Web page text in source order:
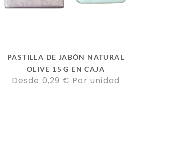
PASTILLA DE JABÓN NATURAL
OLIVE 15 G EN CAJA
Desde 0,29 € Por unidad